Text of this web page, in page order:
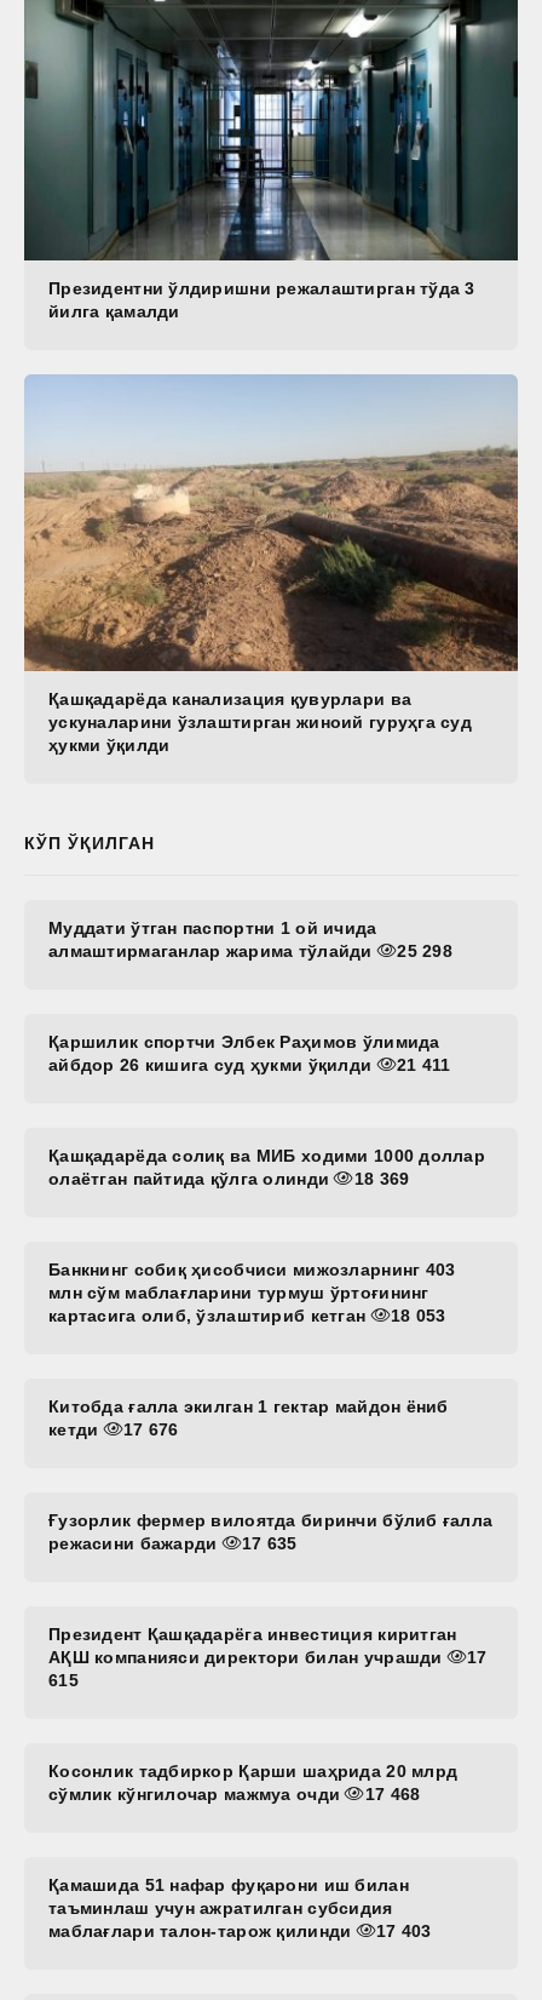
Президентни ўлдиришни режалаштирган тўда 3
йилга қамалди
Қашқадарёда канализация қувурлари ва
ускуналарини ўзлаштирган жиноий гуруҳга суд
ҳукми ўқилди
КЎП ЎҚИЛГАН
Муддати ўтган паспортни 1 ой ичида
алмаштирмаганлар жарима тўлайди
25 298
Қаршилик спортчи Элбек Раҳимов ўлимида
айбдор 26 кишига суд ҳукми ўқилди
21 411
Қашқадарёда солиқ ва МИБ ходими 1000 доллар
олаётган пайтида қўлга олинди
18 369
Банкнинг собиқ ҳисобчиси мижозларнинг 403
млн сўм маблағларини турмуш ўртоғининг
картасига олиб, ўзлаштириб кетган
18 053
Китобда ғалла экилган 1 гектар майдон ёниб
кетди
17 676
Ғузорлик фермер вилоятда биринчи бўлиб ғалла
режасини бажарди
17 635
Президент Қашқадарёга инвестиция киритган
АҚШ компанияси директори билан учрашди
17
615
Косонлик тадбиркор Қарши шаҳрида 20 млрд
сўмлик кўнгилочар мажмуа очди
17 468
Қамашида 51 нафар фуқарони иш билан
таъминлаш учун ажратилган субсидия
маблағлари талон-тарож қилинди
17 403